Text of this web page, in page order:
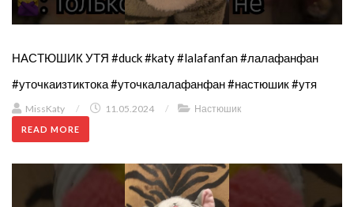
НАСТЮШИК УТЯ #duck #katy #lalafanfan #лалафанфан
#уточкаизтиктока #уточкалалафанфан #настюшик #утя
MissKaty / 11.05.2024 / Настюшик
READ MORE